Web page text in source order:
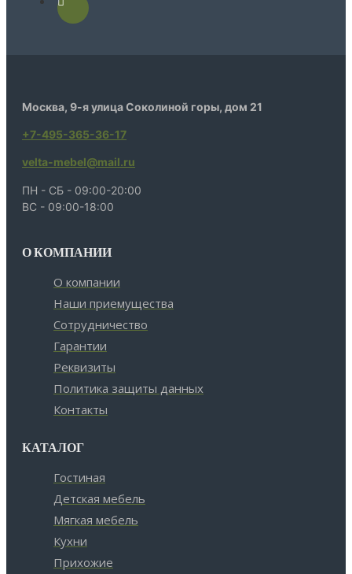
Москва, 9-я улица Соколиной горы, дом 21
+7-495-365-36-17
velta-mebel@mail.ru
ПН - СБ - 09:00-20:00
ВС - 09:00-18:00
О КОМПАНИИ
О компании
Наши приемущества
Сотрудничество
Гарантии
Реквизиты
Политика защиты данных
Контакты
КАТАЛОГ
Гостиная
Детская мебель
Мягкая мебель
Кухни
Прихожие